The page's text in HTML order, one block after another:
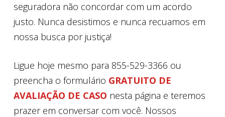
seguradora não concordar com um acordo
justo. Nunca desistimos e nunca recuamos em
nossa busca por justiça!
Ligue hoje mesmo para 855-529-3366 ou
preencha o formulário GRATUITO DE
AVALIAÇÃO DE CASO nesta página e teremos
prazer em conversar com você. Nossos